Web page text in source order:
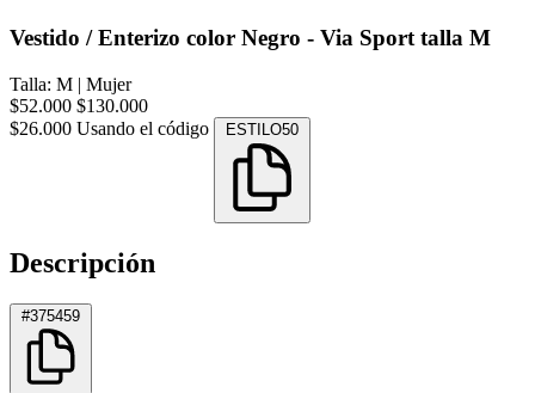
Vestido / Enterizo color Negro - Via Sport talla M
Talla: M | Mujer
$52.000 $130.000
$26.000 Usando el código ESTILO50
Descripción
#375459